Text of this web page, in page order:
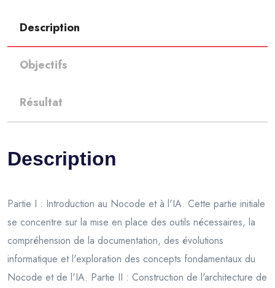
Description
Objectifs
Résultat
Description
Partie I : Introduction au Nocode et à l'IA. Cette partie initiale
se concentre sur la mise en place des outils nécessaires, la
compréhension de la documentation, des évolutions
informatique et l'exploration des concepts fondamentaux du
Nocode et de l'IA. Partie II : Construction de l'architecture de